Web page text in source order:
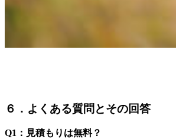
６．よくある質問とその回答
Q1 ：見積もりは無料？